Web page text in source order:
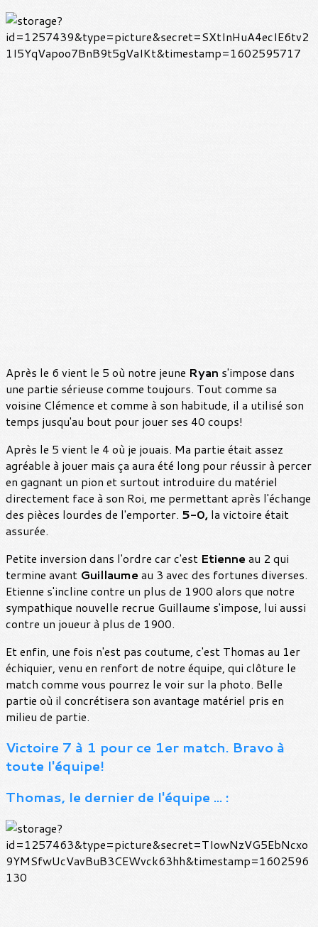
Après le 6 vient le 5 où notre jeune Ryan s'impose dans
une partie sérieuse comme toujours. Tout comme sa
voisine Clémence et comme à son habitude, il a utilisé son
temps jusqu'au bout pour jouer ses 40 coups!
Après le 5 vient le 4 où je jouais. Ma partie était assez
agréable à jouer mais ça aura été long pour réussir à percer
en gagnant un pion et surtout introduire du matériel
directement face à son Roi, me permettant après l'échange
des pièces lourdes de l'emporter. 5-0, la victoire était
assurée.
Petite inversion dans l'ordre car c'est Etienne au 2 qui
termine avant Guillaume au 3 avec des fortunes diverses.
Etienne s'incline contre un plus de 1900 alors que notre
sympathique nouvelle recrue Guillaume s'impose, lui aussi
contre un joueur à plus de 1900.
Et enfin, une fois n'est pas coutume, c'est Thomas au 1er
échiquier, venu en renfort de notre équipe, qui clôture le
match comme vous pourrez le voir sur la photo. Belle
partie où il concrétisera son avantage matériel pris en
milieu de partie.
Victoire 7 à 1 pour ce 1er match. Bravo à
toute l'équipe!
Thomas, le dernier de l'équipe ... :